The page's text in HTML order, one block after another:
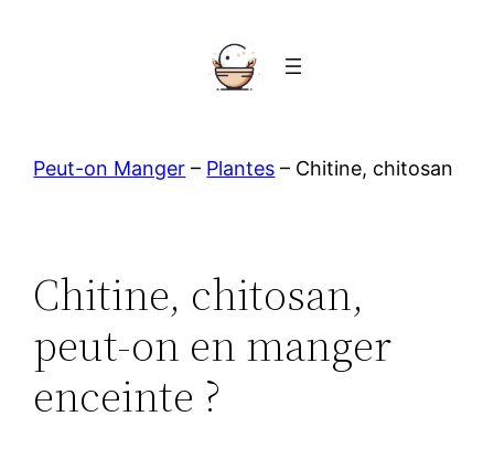
Peut-on Manger – Plantes – Chitine, chitosan
Chitine, chitosan,
peut-on en manger
enceinte ?